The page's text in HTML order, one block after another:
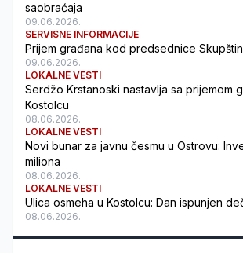
saobraćaja
09.06.2026.
SERVISNE INFORMACIJE
Prijem građana kod predsednice
09.06.2026.
LOKALNE VESTI
Serdžo Krstanoski nastavlja sa prijemom
Kostolcu
08.06.2026.
LOKALNE VESTI
Novi bunar za javnu česmu u Ostrovu:
miliona
08.06.2026.
LOKALNE VESTI
Ulica osmeha u Kostolcu: Dan ispunjen
08.06.2026.